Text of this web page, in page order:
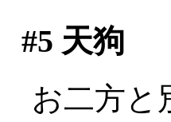
#5 天狗
お二方と